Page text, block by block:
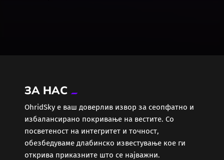
Свет
Секс
Спорт
ЗА НАС
ОhridSky е ваш доверлив извор за сеопфатно и
избалансирано покривање на вестите. Со
посветеност на интегритет и точност,
обезбедуваме длабинско известување кое ги
открива приказните што се најважни.